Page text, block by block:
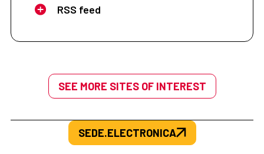
RSS feed
SEE MORE SITES OF INTEREST
SEDE.ELECTRONICA